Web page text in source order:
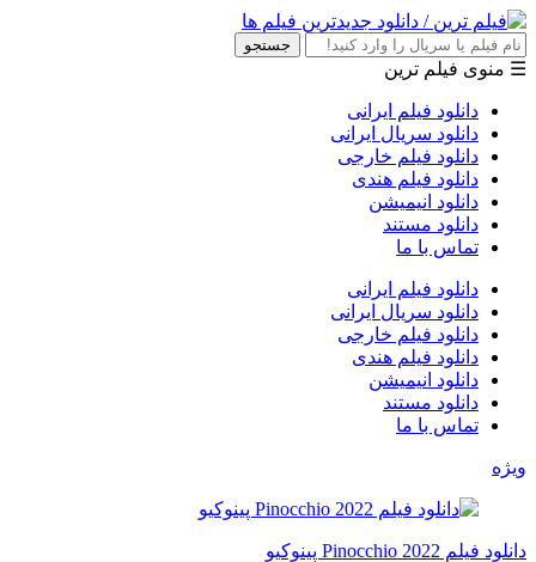
جستجو
☰ منوی فیلم ترین
دانلود فیلم ایرانی
دانلود سریال ایرانی
دانلود فیلم خارجی
دانلود فیلم هندی
دانلود انیمیشن
دانلود مستند
تماس با ما
دانلود فیلم ایرانی
دانلود سریال ایرانی
دانلود فیلم خارجی
دانلود فیلم هندی
دانلود انیمیشن
دانلود مستند
تماس با ما
ویژه
دانلود فیلم Pinocchio 2022 پینوکیو